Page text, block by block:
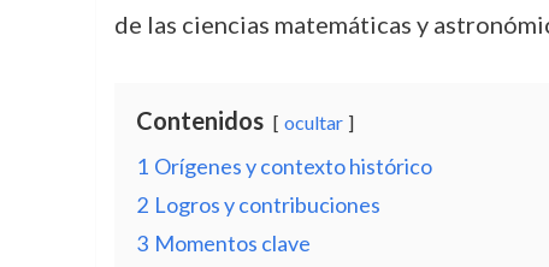
de las ciencias matemáticas y
Contenidos ocultar
1 Orígenes y contexto histórico
2 Logros y contribuciones
3 Momentos clave